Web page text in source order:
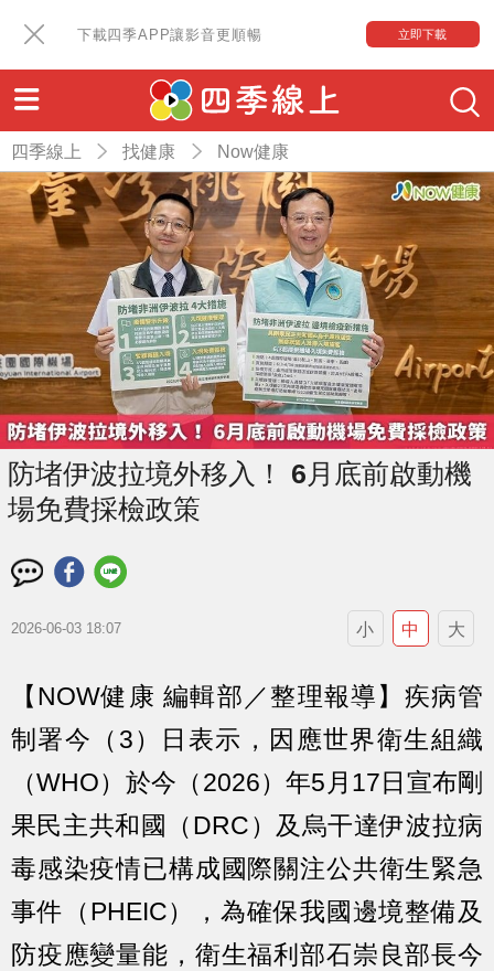
下載四季APP讓影音更順暢 立即下載
四季線上 找健康 Now健康
防堵伊波拉境外移入！ 6月底前啟動機
場免費採檢政策
2026-06-03 18:07 小 中 大
【NOW健康 編輯部／整理報導】疾病管
制署今（3）日表示，因應世界衛生組織
（WHO）於今（2026）年5月17日宣布剛
果民主共和國（DRC）及烏干達伊波拉病
毒感染疫情已構成國際關注公共衛生緊急
事件（PHEIC），為確保我國邊境整備及
防疫應變量能，衛生福利部石崇良部長今